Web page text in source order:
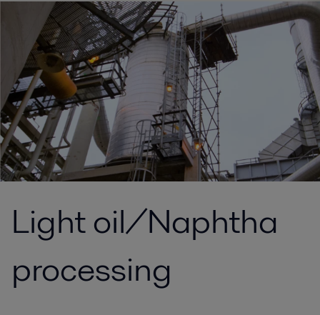
Light oil/Naphtha
processing